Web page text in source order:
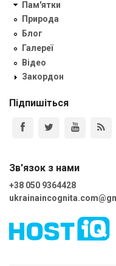
Пам'ятки
Природа
Блог
Галереї
Відео
Закордон
Підпишіться
Зв'язок з нами
+38 050 9364428